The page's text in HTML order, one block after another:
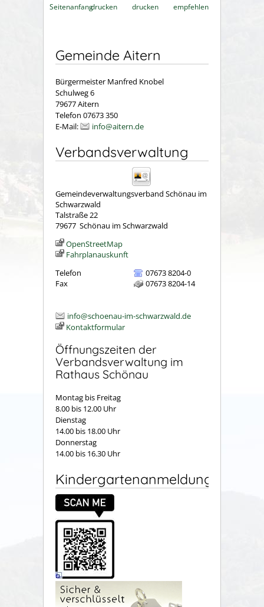
Seitenanfangdrucken
drucken
empfehlen
Gemeinde Aitern
Bürgermeister Manfred Knobel
Schulweg 6
79677 Aitern
Telefon 07673 350
E-Mail:
info@aitern.de
Verbandsverwaltung
Gemeindeverwaltungsverband Schönau im
Schwarzwald
Talstraße 22
79677 Schönau im Schwarzwald
OpenStreetMap
Fahrplanauskunft
Telefon
07673 8204-0
Fax
07673 8204-14
info@schoenau-im-schwarzwald.de
Kontaktformular
Öffnungszeiten der
Verbandsverwaltung im
Rathaus Schönau
Montag bis Freitag
8.00 bis 12.00 Uhr
Dienstag
14.00 bis 18.00 Uhr
Donnerstag
14.00 bis 16.30 Uhr
Kindergartenanmeldung